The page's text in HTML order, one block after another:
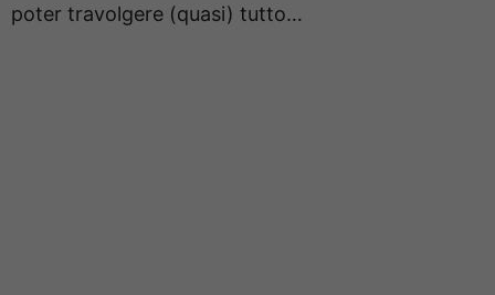
poter travolgere (quasi) tutto…